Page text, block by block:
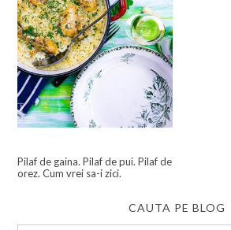
Pilaf de gaina. Pilaf de pui. Pilaf de
orez. Cum vrei sa-i zici.
CAUTA PE BLOG